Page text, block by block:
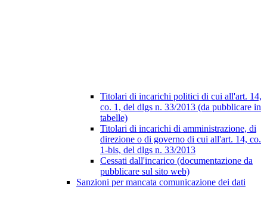
Titolari di incarichi politici di cui all'art. 14,
co. 1, del dlgs n. 33/2013 (da pubblicare in
tabelle)
Titolari di incarichi di amministrazione, di
direzione o di governo di cui all'art. 14, co.
1-bis, del dlgs n. 33/2013
Cessati dall'incarico (documentazione da
pubblicare sul sito web)
Sanzioni per mancata comunicazione dei dati